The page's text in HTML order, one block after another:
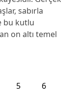
sabırla
bu kutlu
on altı temel
5
6